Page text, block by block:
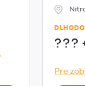
???
Pre